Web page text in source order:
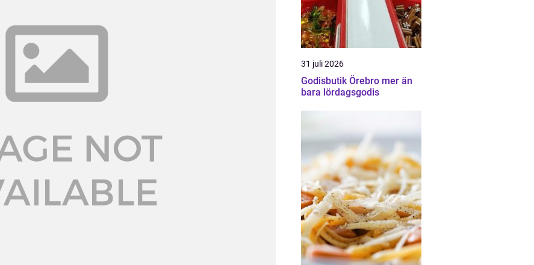
31 juli 2026
Godisbutik Örebro mer än
bara lördagsgodis